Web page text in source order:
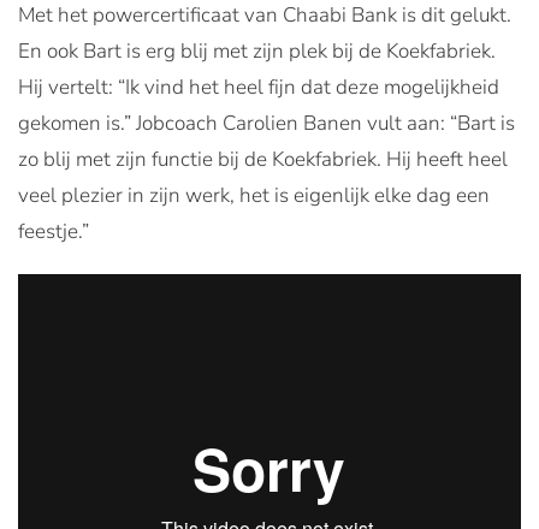
Met het powercertificaat van Chaabi Bank is dit gelukt.
En ook Bart is erg blij met zijn plek bij de Koekfabriek.
Hij vertelt: “Ik vind het heel fijn dat deze mogelijkheid
gekomen is.” Jobcoach Carolien Banen vult aan: “Bart is
zo blij met zijn functie bij de Koekfabriek. Hij heeft heel
veel plezier in zijn werk, het is eigenlijk elke dag een
feestje.”